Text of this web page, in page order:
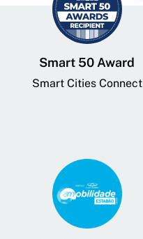
Smart 50 Award
Smart Cities Connect